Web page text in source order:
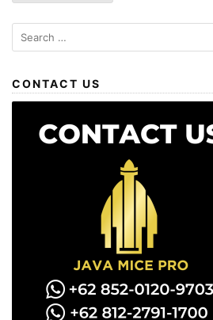
CONTACT US